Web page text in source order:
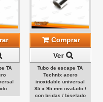
TA
Comprar
Ver
Tubo de escape TA
Technix acero
inoxidable universal
85 x 95 mm ovalado /
con bridas / biselado